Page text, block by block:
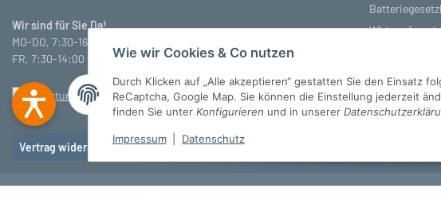
Wie wir Cookies & Co nutzen
Durch Klicken auf „Alle akzeptieren“ gestatten Sie den Einsatz
ReCaptcha, Google Map. Sie können die Einstellung jederzeit
finden Sie unter Konfigurieren und in unserer
Impressum Datenschutz
Wir sind für Sie Da!
MO-DO, 7:30-16:30 Uhr
FR, 7:30-14:00 Uhr
Vertrag widerrufen